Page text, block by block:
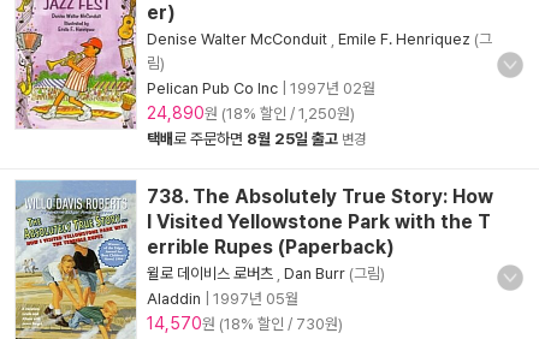
er)
Denise Walter McConduit Emile F. Henriquez (그
림)
Pelican Pub Co Inc
1997년 02월
24,890원 (18% 할인 / 1,250원)
택배로 주문하면 8월 25일 출고 변경
738. The Absolutely True Story: How
I Visited Yellowstone Park with the T
errible Rupes (Paperback)
윌로 데이비스 로버츠 Dan Burr (그림)
Aladdin
1997년 05월
14,570원 (18% 할인 / 730원)